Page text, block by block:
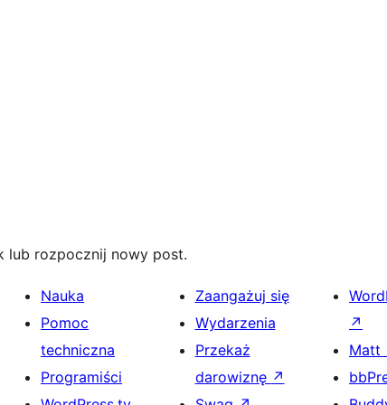
lub rozpocznij nowy post.
Nauka
Pomoc
techniczna
Programiści
Zaangażuj się
Wydarzenia
Przekaż
darowiznę ↗
↗
Matt